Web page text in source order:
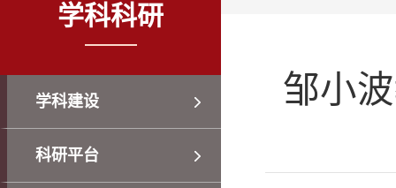
学科科研
学科建设
科研平台
邹小